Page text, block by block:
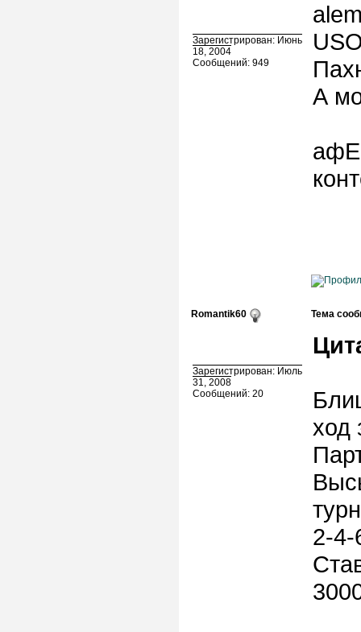
Зарегистрирован: Июнь
18, 2004
Сообщений: 949
А
Romantik60 Тема
Зарегистрирован: Июль
31, 2008
Сообщений: 20
ход
2-4-